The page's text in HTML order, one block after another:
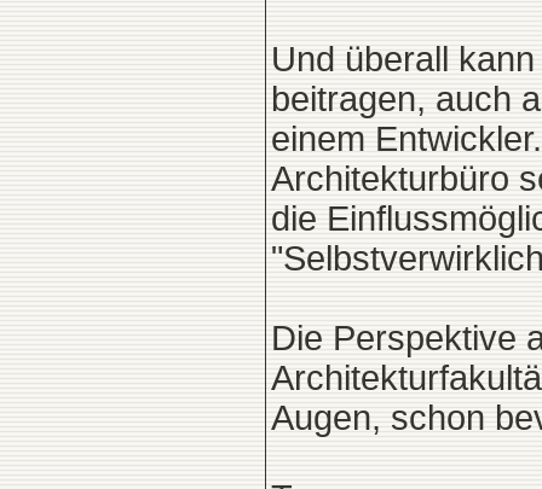
Und überall
beitragen, auch
einem
Architekturbüro
die
Die Perspektive
Augen, schon